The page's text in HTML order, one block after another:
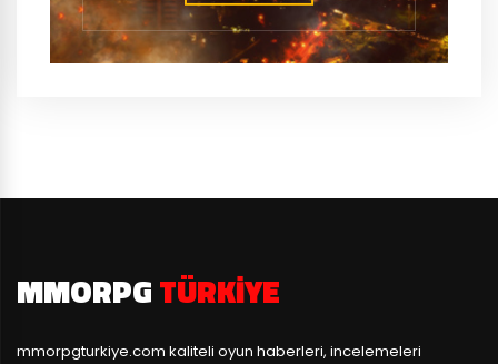
MMORPGTÜRKIYE
mmorpgturkiye.com kaliteli oyun haberleri, incelemeleri